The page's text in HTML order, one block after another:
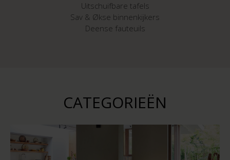
Uitschuifbare tafels
Sav & Økse binnenkijkers
Deense fauteuils
CATEGORIEËN